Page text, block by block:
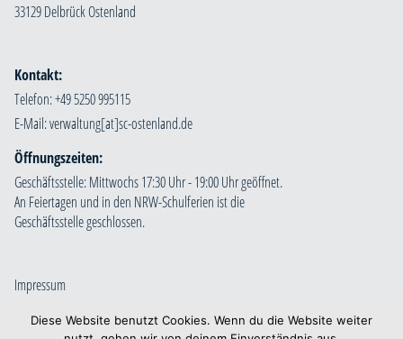
33129 Delbrück Ostenland
Kontakt:
Telefon: +49 5250 995115
E-Mail:
Öffnungszeiten:
Geschäftsstelle: Mittwochs 17:30 Uhr - 19:00 Uhr geöffnet.
An Feiertagen und in den NRW-Schulferien ist die
Geschäftsstelle geschlossen.
Impressum
Diese Website benutzt Cookies. Wenn du die Website weiter